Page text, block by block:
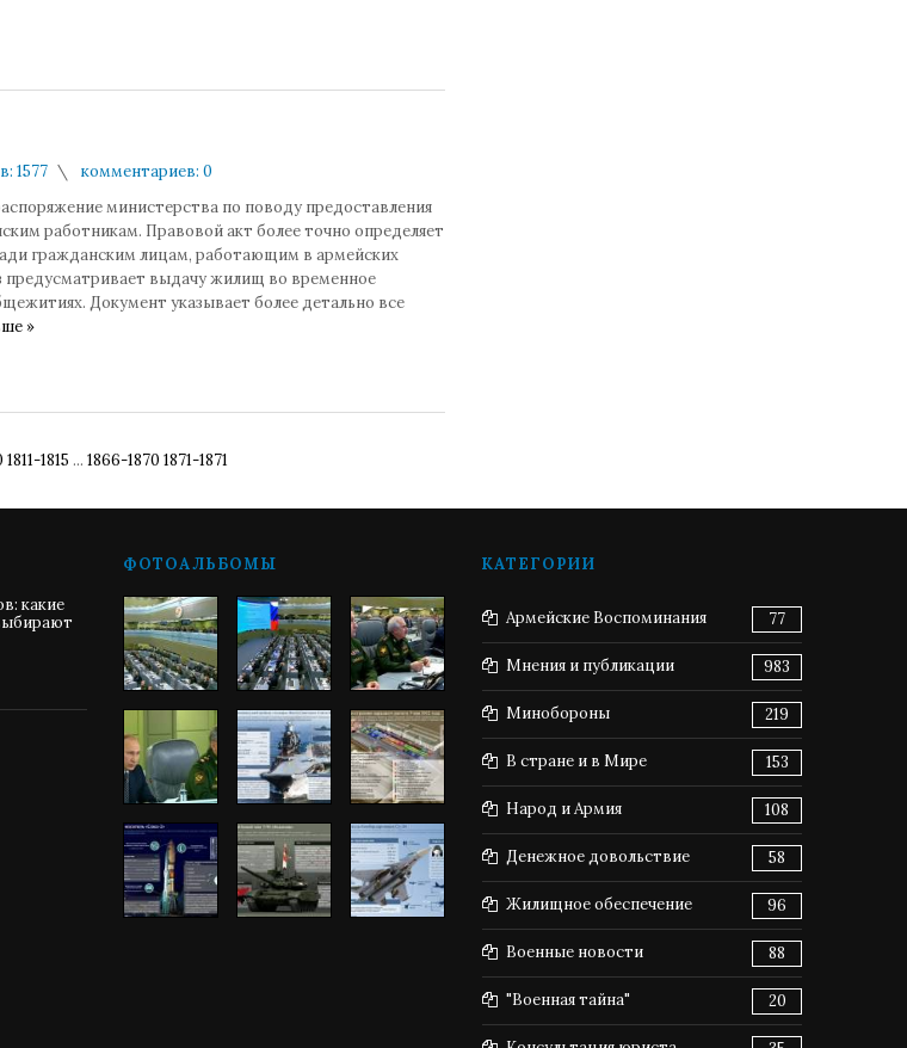
1577
комментариев: 0
министерства по поводу предоставления
работникам. Правовой акт более точно определяет
гражданским лицам, работающим в армейских
предусматривает выдачу жилищ во временное
Документ указывает более детально все
»
1811-1815 ... 1866-1870 1871-1871
какие
ФОТОАЛЬБОМЫ КАТЕГОРИИ
Армейские Воспоминания 77
Мнения и публикации 983
Минобороны 219
В стране и в Мире 153
Народ и Армия 108
Денежное довольствие 58
Жилищное обеспечение 96
Военные новости 88
"Военная тайна" 20